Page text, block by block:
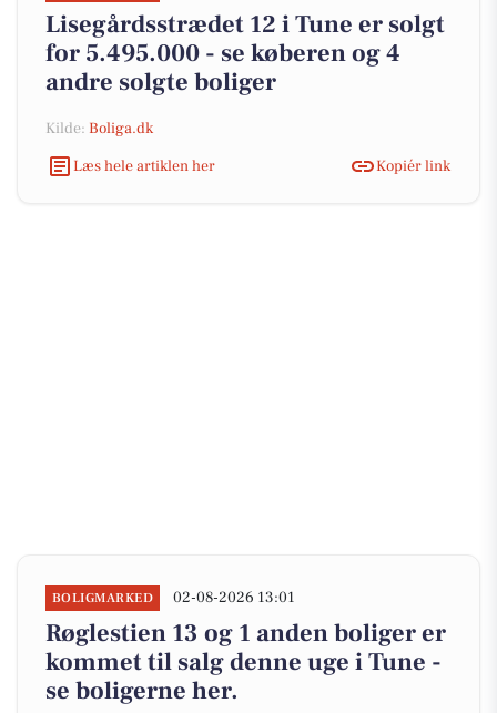
Lisegårdsstrædet 12 i Tune er solgt
for 5.495.000 - se køberen og 4
andre solgte boliger
Kilde: Boliga.dk
Læs hele artiklen her
Kopiér link
BOLIGMARKED 02-08-2026 13:01
Røglestien 13 og 1 anden boliger er
kommet til salg denne uge i Tune -
se boligerne her.